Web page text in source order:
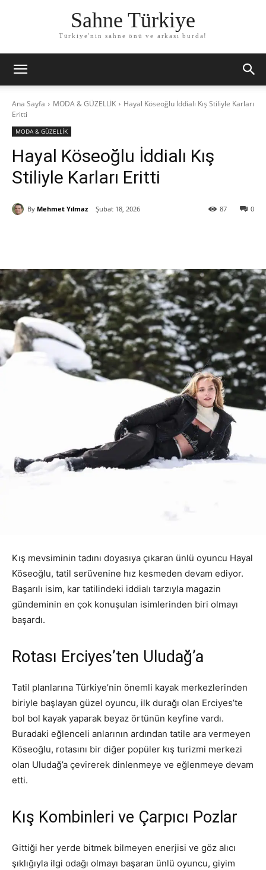
Sahne Türkiye
Türkiye'nin sahne önü ve arkası burda!
Ana Sayfa MODA & GÜZELLİK
Hayal Köseoğlu İddialı Kış Stiliyle Karları
Eritti
MODA & GÜZELLİK
Hayal Köseoğlu İddialı Kış
Stiliyle Karları Eritti
By Mehmet Yılmaz Şubat 18, 2026 0
87
Kış mevsiminin tadını doyasıya çıkaran ünlü oyuncu Hayal
Köseoğlu, tatil serüvenine hız kesmeden devam ediyor.
Başarılı isim, kar tatilindeki iddialı tarzıyla magazin
gündeminin en çok konuşulan isimlerinden biri olmayı
başardı.
Rotası Erciyes’ten Uludağ’a
Tatil planlarına Türkiye’nin önemli kayak merkezlerinden
biriyle başlayan güzel oyuncu, ilk durağı olan Erciyes’te
bol bol kayak yaparak beyaz örtünün keyfine vardı.
Buradaki eğlenceli anlarının ardından tatile ara vermeyen
Köseoğlu, rotasını bir diğer popüler kış turizmi merkezi
olan Uludağ’a çevirerek dinlenmeye ve eğlenmeye devam
etti.
Kış Kombinleri ve Çarpıcı Pozlar
Gittiği her yerde bitmek bilmeyen enerjisi ve göz alıcı
şıklığıyla ilgi odağı olmayı başaran ünlü oyuncu, giyim